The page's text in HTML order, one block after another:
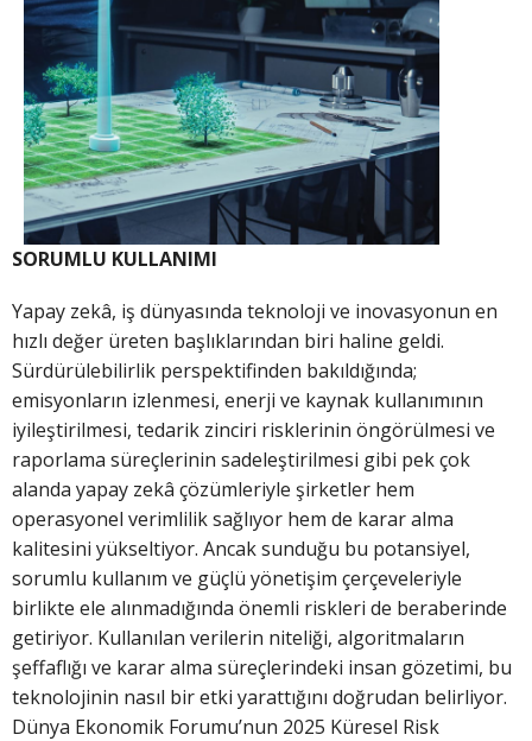
SORUMLU KULLANIMI
Yapay zekâ, iş dünyasında teknoloji ve inovasyonun en
hızlı değer üreten başlıklarından biri haline geldi.
Sürdürülebilirlik perspektifinden bakıldığında;
emisyonların izlenmesi, enerji ve kaynak kullanımının
iyileştirilmesi, tedarik zinciri risklerinin öngörülmesi ve
raporlama süreçlerinin sadeleştirilmesi gibi pek çok
alanda yapay zekâ çözümleriyle şirketler hem
operasyonel verimlilik sağlıyor hem de karar alma
kalitesini yükseltiyor. Ancak sunduğu bu potansiyel,
sorumlu kullanım ve güçlü yönetişim çerçeveleriyle
birlikte ele alınmadığında önemli riskleri de beraberinde
getiriyor. Kullanılan verilerin niteliği, algoritmaların
şeffaflığı ve karar alma süreçlerindeki insan gözetimi, bu
teknolojinin nasıl bir etki yarattığını doğrudan belirliyor.
Dünya Ekonomik Forumu’nun 2025 Küresel Risk